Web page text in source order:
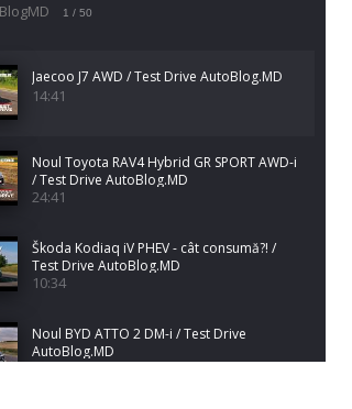
1 / 50
Jaecoo J7 AWD / Test Drive AutoBlog.MD
14:41
Noul Toyota RAV4 Hybrid GR SPORT AWD-i
/ Test Drive AutoBlog.MD
24:41
Škoda Kodiaq iV PHEV - cât consumă?! /
Test Drive AutoBlog.MD
10:34
Noul BYD ATTO 2 DM-i / Test Drive
AutoBlog.MD